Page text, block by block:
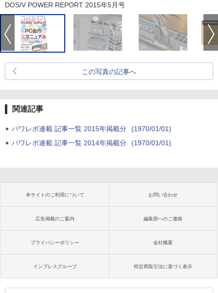
DOS/V POWER REPORT 2015年5月号
この写真の記事へ
関連記事
パワレポ連載 記事一覧 2015年掲載分
(1970/01/01)
パワレポ連載 記事一覧 2014年掲載分
(1970/01/01)
本サイトのご利用について お問い合わせ
広告掲載のご案内 編集部へのご連絡
プライバシーポリシー 会社概要
インプレスグループ 特定商取引法に基づく表示